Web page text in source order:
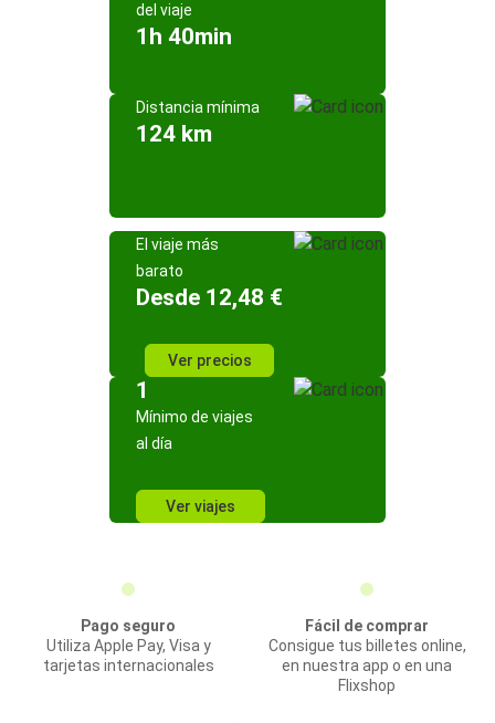
del viaje
1h 40min
Distancia mínima
124 km
El viaje más
barato
Desde 12,48 €
Ver precios
1
Mínimo de viajes
al día
Ver viajes
Pago seguro
Utiliza Apple Pay, Visa y
tarjetas internacionales
Fácil de comprar
Consigue tus billetes online,
en nuestra app o en una
Flixshop